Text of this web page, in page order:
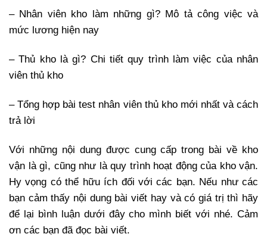
– Nhân viên kho làm những gì? Mô tả công việc và
mức lương hiện nay
– Thủ kho là gì? Chi tiết quy trình làm việc của nhân
viên thủ kho
– Tổng hợp bài test nhân viên thủ kho mới nhất và cách
trả lời
Với những nội dung được cung cấp trong bài về kho
vận là gì, cũng như là quy trình hoạt động của kho vận.
Hy vọng có thể hữu ích đối với các bạn. Nếu như các
bạn cảm thấy nội dung bài viết hay và có giá trị thì hãy
để lại bình luận dưới đây cho mình biết với nhé. Cảm
ơn các bạn đã đọc bài viết.